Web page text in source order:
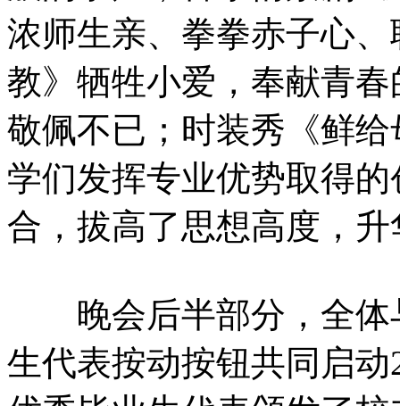
浓师生亲、拳拳赤子心
教》牺牲小爱，奉献青
敬佩不已；时装秀《鲜
学们发挥专业优势取得
合，拔高了思想高度，
晚会后半部分，全体
生代表按动按钮共同启